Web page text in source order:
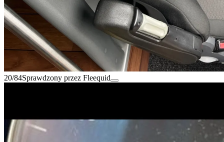
20/84Sprawdzony przez Fleequid